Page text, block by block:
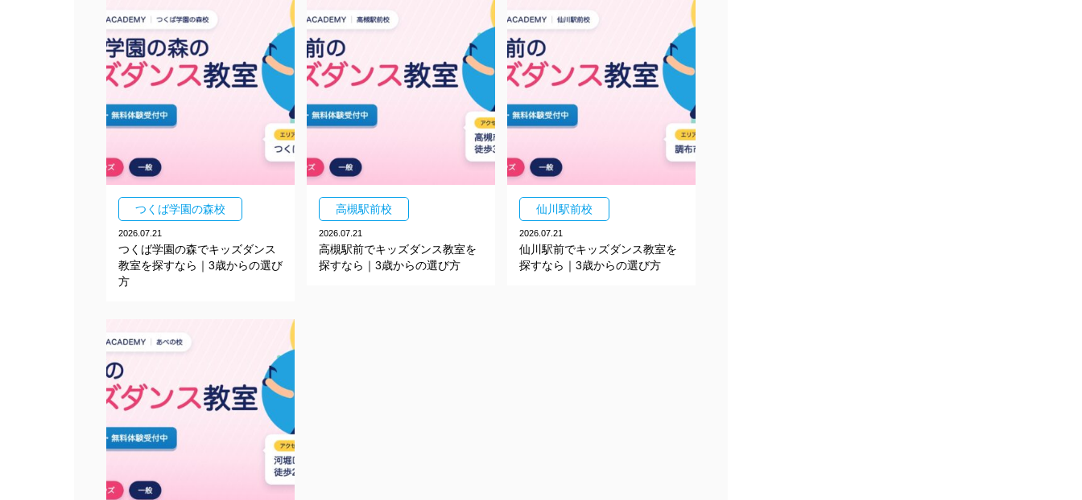
つくば学園の森校
2026.07.21
つくば学園の森でキッズダンス
教室を探すなら｜3歳からの選び
方
高槻駅前校
2026.07.21
高槻駅前でキッズダンス教室を
探すなら｜3歳からの選び方
仙川駅前校
2026.07.21
仙川駅前でキッズダンス教室を
探すなら｜3歳からの選び方